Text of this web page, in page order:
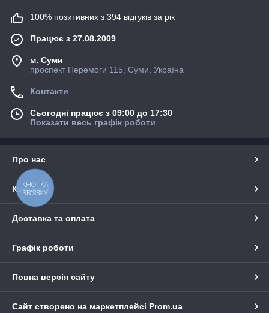
100% позитивних з 394 відгуків за рік
Працює з 27.08.2009
м. Суми
проспект Перемоги 115, Суми, Україна
Контакти
Сьогодні працює з 09:00 до 17:30
Показати весь графік роботи
Про нас
Контакти
Доставка та оплата
Графік роботи
Повна версія сайту
Сайт створено на маркетплейсі Prom.ua
КНОПКА
ЗВ'ЯЗКУ